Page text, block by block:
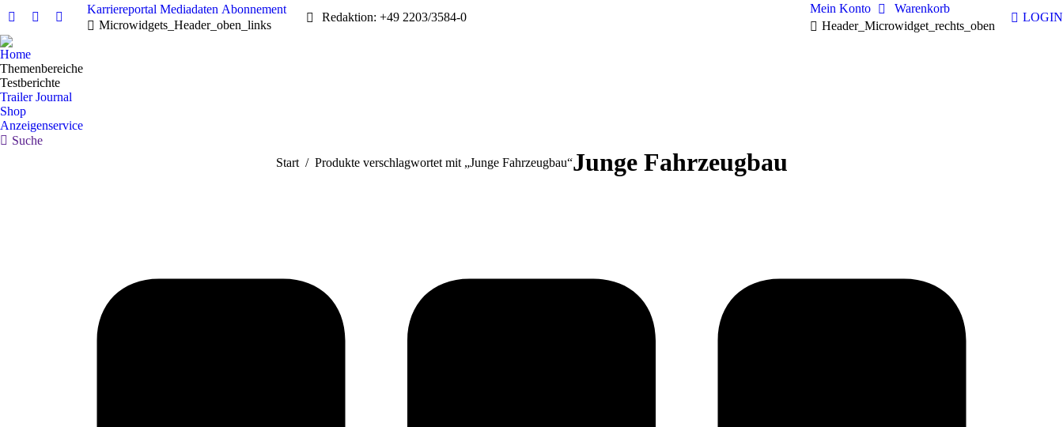
Linkedin
page
opens
in
new
window
Facebook
in
new
X
in
new
Karriereportal Mediadaten Abonnement
Microwidgets_Header_oben_links
Redaktion: +49 2203/3584-0
Mein Konto
Warenkorb
Header_Microwidget_rechts_oben
LOGIN
Home
Themenbereiche
Testberichte
Trailer Journal
Shop
Anzeigenservice
Search:
Suche
Sie befinden sich hier:
Start Produkte verschlagwortet mit „Junge Fahrzeugbau“Junge Fahrzeugbau